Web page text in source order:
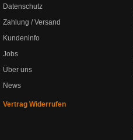
Datenschutz
Zahlung / Versand
Kundeninfo
Jobs
Über uns
News
Vertrag Widerrufen